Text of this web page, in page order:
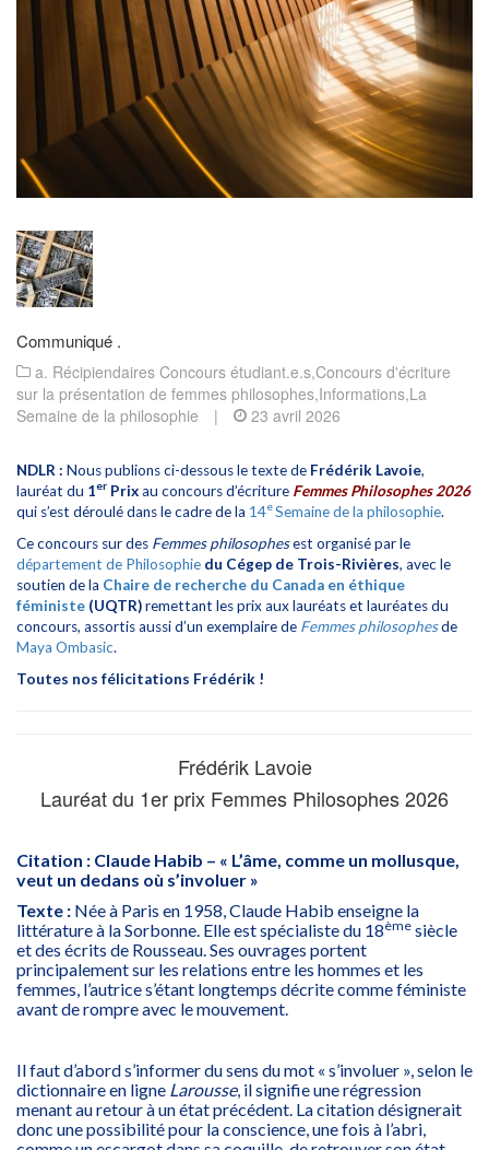
Communiqué .
a. Récipiendaires Concours étudiant.e.s,Concours d'écriture
sur la présentation de femmes philosophes,Informations,La
Semaine de la philosophie
| 23 avril 2026
NDLR : Nous publions ci-dessous le texte de Frédérik Lavoie,
lauréat du 1er Prixau concours d’écriture Femmes Philosophes 2026
qui s’est déroulé dans le cadre de la 14eSemaine de la philosophie.
Ce concours sur des Femmes philosophesest organisé par le
département de Philosophie du Cégep de Trois-Rivières, avec le
soutien de la Chaire de recherche du Canada en éthique
féministe (UQTR)remettant les prix aux lauréats et lauréates du
concours, assortis aussi d’un exemplaire de Femmes philosophesde
Maya Ombasic.
Toutes nos félicitations Frédérik !
Frédérik Lavoie
Lauréat du 1er prix Femmes Philosophes 2026
Citation : Claude Habib – « L’âme, comme un mollusque,
veut un dedans où s’involuer »
Texte : Née à Paris en 1958, Claude Habib enseigne la
littérature à la Sorbonne. Elle est spécialiste du 18ème siècle
et des écrits de Rousseau. Ses ouvrages portent
principalement sur les relations entre les hommes et les
femmes, l’autrice s’étant longtemps décrite comme féministe
avant de rompre avec le mouvement.
Il faut d’abord s’informer du sens du mot « s’involuer », selon le
dictionnaire en ligne Larousse, il signifie une régression
menant au retour à un état précédent. La citation désignerait
donc une possibilité pour la conscience, une fois à l’abri,